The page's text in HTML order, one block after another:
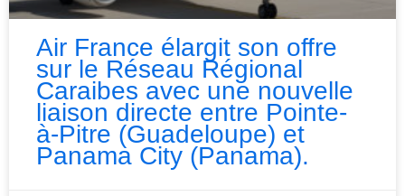
Air France élargit son offre
sur le Réseau Régional
Caraibes avec une nouvelle
liaison directe entre Pointe-
à-Pitre (Guadeloupe) et
Panama City (Panama).